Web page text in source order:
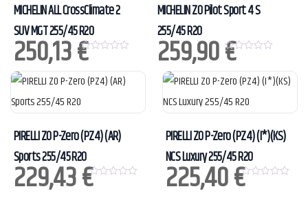
MICHELIN ALL CrossClimate 2
SUV MGT 255/45 R20
250,13€
0
u
t
MICHELIN ZO Pilot Sport 4 S
255/45 R20
259,90€
0
u
t
f
5
PIRELLI ZO P-Zero (PZ4) (AR)
Sports 255/45 R20
229,43€
0
PIRELLI ZO P-Zero (PZ4) (I*)(KS)
NCS Luxury 255/45 R20
225,40€
0